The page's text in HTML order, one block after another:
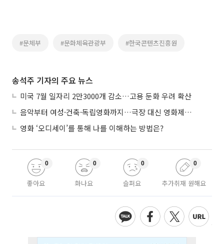
#문체부 #문화체육관광부 #한국콘텐츠진흥원
송석주 기자의 주요 뉴스
미국 7월 일자리 2만3000개 감소…고용 둔화 우려 확산
음악부터 여성·건축·독립영화까지…극장 대신 영화제로 즐기는 스크린 여행
영화 ‘오디세이’를 통해 나를 이해하는 방법은?
좋아요
0
화나요
0
슬퍼요
0
추가취재 원해요
0